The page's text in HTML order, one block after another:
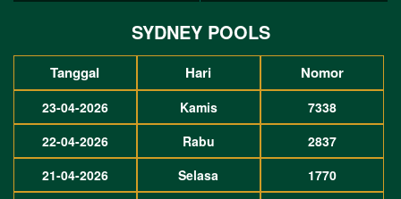
SYDNEY POOLS
Tanggal Hari Nomor
23-04-2026 Kamis
7338
22-04-2026
Rabu
2837
21-04-2026
Selasa
1770